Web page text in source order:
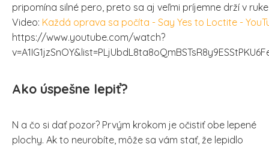
pripomína silné pero, preto sa aj veľmi príjemne drží v
Video: Každá oprava sa počíta - Say Yes to Loctite -
https://www.youtube.com/watch?
Ako úspešne lepiť?
N a čo si dať pozor? Prvým krokom je očistiť obe lepené
plochy. Ak to neurobíte, môže sa vám stať, že lepidlo